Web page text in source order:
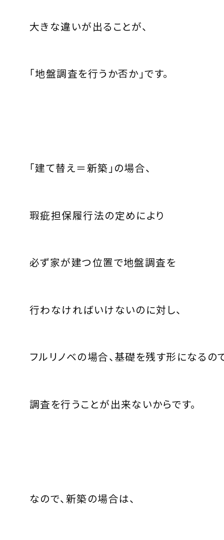
大きな違いが出ることが、
「地盤調査を行うか否か」です。
「建て替え＝新築」の場合、
瑕疵担保履行法の定めにより
必ず家が建つ位置で地盤調査を
行わなければいけないのに対し、
フルリノベの場合、基礎を残す形になるの
調査を行うことが出来ないからです。
なので、新築の場合は、